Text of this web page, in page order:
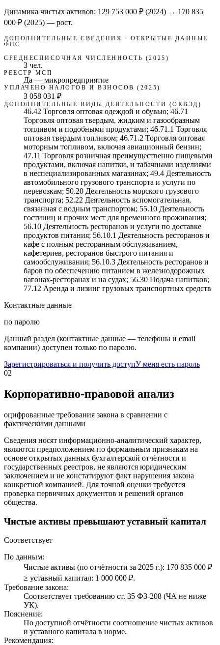
Динамика чистых активов: 129 753 000 ₽ (2024) → 170 835
000 ₽ (2025) — рост.
ДОПОЛНИТЕЛЬНЫЕ СВЕДЕНИЯ · ОТКРЫТЫЕ ДАННЫЕ
ФНС
СРЕДНЕСПИСОЧНАЯ ЧИСЛЕННОСТЬ (2025)
3 чел.
РЕЕСТР МСП
Да — микропредприятие
УПЛАЧЕНО НАЛОГОВ И ВЗНОСОВ (2025)
3 058 031 ₽
ДОПОЛНИТЕЛЬНЫЕ ВИДЫ ДЕЯТЕЛЬНОСТИ (ОКВЭД)
46.42 Торговля оптовая одеждой и обувью; 46.71
Торговля оптовая твердым, жидким и газообразным
топливом и подобными продуктами; 46.71.1 Торговля
оптовая твердым топливом; 46.71.2 Торговля оптовая
моторным топливом, включая авиационный бензин;
47.11 Торговля розничная преимущественно пищевыми
продуктами, включая напитки, и табачными изделиями
в неспециализированных магазинах; 49.4 Деятельность
автомобильного грузового транспорта и услуги по
перевозкам; 50.20 Деятельность морского грузового
транспорта; 52.22 Деятельность вспомогательная,
связанная с водным транспортом; 55.10 Деятельность
гостиниц и прочих мест для временного проживания;
56.10 Деятельность ресторанов и услуги по доставке
продуктов питания; 56.10.1 Деятельность ресторанов и
кафе с полным ресторанным обслуживанием,
кафетериев, ресторанов быстрого питания и
самообслуживания; 56.10.3 Деятельность ресторанов и
баров по обеспечению питанием в железнодорожных
вагонах-ресторанах и на судах; 56.30 Подача напитков;
77.12 Аренда и лизинг грузовых транспортных средств
Контактные данные
по паролю
Данный раздел (контактные данные — телефоны и email
компании) доступен только по паролю.
Зарегистрироваться и получить доступУ меня есть пароль
02
Корпоративно-правовой анализ
оцифрованные требования закона в сравнении с
фактическими данными
Сведения носят информационно-аналитический характер,
являются предположением по формальным признакам на
основе открытых данных бухгалтерской отчётности и
государственных реестров, не являются юридическим
заключением и не констатируют факт нарушения закона
конкретной компанией. Для точной оценки требуется
проверка первичных документов и решений органов
общества.
Чистые активы превышают уставный капитал
Соответствует
По данным:
Чистые активы (по отчётности за 2025 г.): 170 835 000 ₽
≥ уставный капитал: 1 000 000 ₽.
Требование закона:
Соответствует требованию ст. 35 ФЗ-208 (ЧА не ниже
УК).
Пояснение:
По доступной отчётности соотношение чистых активов
и уставного капитала в норме.
Рекомендация: